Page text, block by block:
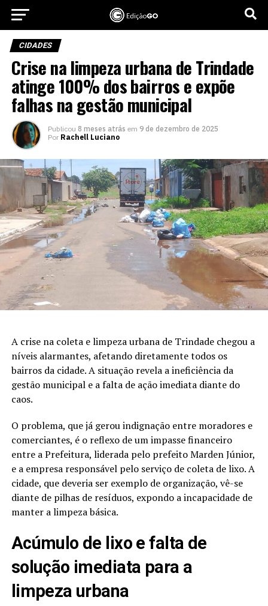
CIDADES
Crise na limpeza urbana de Trindade
atinge 100% dos bairros e expõe
falhas na gestão municipal
Publicou 8 meses atrás em 9 de dezembro de 2025
Por Rachell Luciano
A crise na coleta e limpeza urbana de Trindade chegou a
níveis alarmantes, afetando diretamente todos os
bairros da cidade. A situação revela a ineficiência da
gestão municipal e a falta de ação imediata diante do
caos.
O problema, que já gerou indignação entre moradores e
comerciantes, é o reflexo de um impasse financeiro
entre a Prefeitura, liderada pelo prefeito Marden Júnior,
e a empresa responsável pelo serviço de coleta de lixo. A
cidade, que deveria ser exemplo de organização, vê-se
diante de pilhas de resíduos, expondo a incapacidade de
manter a limpeza básica.
Acúmulo de lixo e falta de
solução imediata para a
limpeza urbana